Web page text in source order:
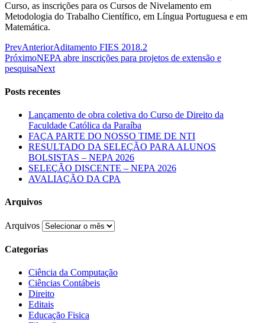
Curso, as inscrições para os Cursos de Nivelamento em
Metodologia do Trabalho Científico, em Língua Portuguesa e em
Matemática.
PrevAnteriorAditamento FIES 2018.2
PróximoNEPA abre inscrições para projetos de extensão e
pesquisaNext
Posts recentes
Lançamento de obra coletiva do Curso de Direito da
Faculdade Católica da Paraíba
FAÇA PARTE DO NOSSO TIME DE NTI
RESULTADO DA SELEÇÃO PARA ALUNOS
BOLSISTAS – NEPA 2026
SELEÇÃO DISCENTE – NEPA 2026
AVALIAÇÃO DA CPA
Arquivos
Arquivos
Categorias
Ciência da Computação
Ciências Contábeis
Direito
Editais
Educação Fisica